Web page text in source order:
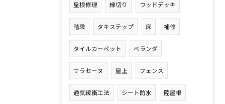
屋根修理 縁切り ウッドデッキ
階段 タキステップ 床 補修
タイルカーペット ベランダ
サラセーヌ 屋上 フェンス
通気緩衝工法 シート防水 陸屋根